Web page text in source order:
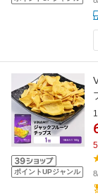
ポイントUPジャンル
5